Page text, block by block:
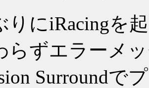
りにiRacingを
らずエラーメ
Surroundで